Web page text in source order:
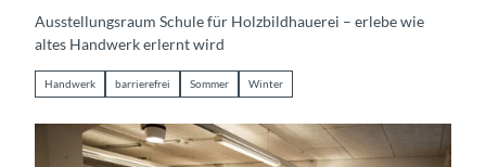
Ausstellungsraum Schule für Holzbildhauerei – erlebe wie
altes Handwerk erlernt wird
Handwerk barrierefrei Sommer Winter